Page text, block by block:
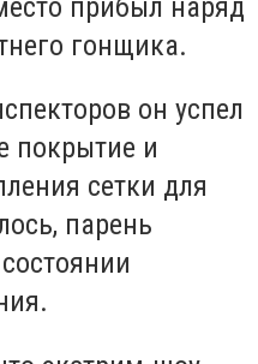
гонщика.
он успел
покрытие и
сетки для
парень